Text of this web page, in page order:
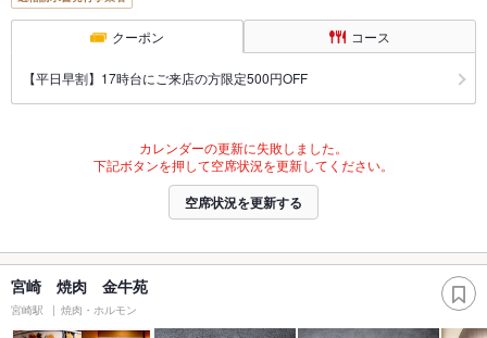
クーポン コース
【平日早割】17時台にご来店の方限定500円OFF
カレンダーの更新に失敗しました。
下記ボタンを押して空席状況を更新してください。
空席状況を更新する
宮崎 焼肉 金牛苑
宮崎駅 焼肉・ホルモン